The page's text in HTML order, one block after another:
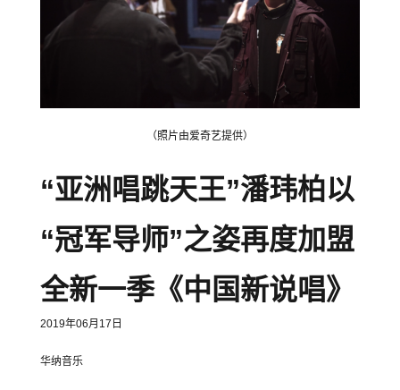
（照片由爱奇艺提供）
“亚洲唱跳天王”潘玮柏以
“冠军导师”之姿再度加盟
全新一季《中国新说唱》
2019年06月17日
华纳音乐